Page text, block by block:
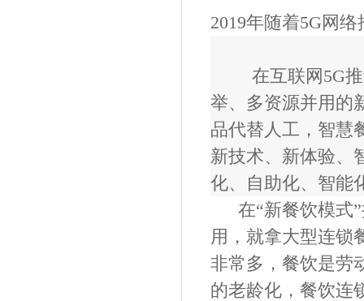
2019年随着5G网络
在互联网 5G
举、多资源并用的
品代替人工，智慧
新技术、新体验、
化、自助化、智能
在“新餐饮模式”
用，就拿大型连锁
非常多， 餐饮是劳
的老龄化，餐饮连